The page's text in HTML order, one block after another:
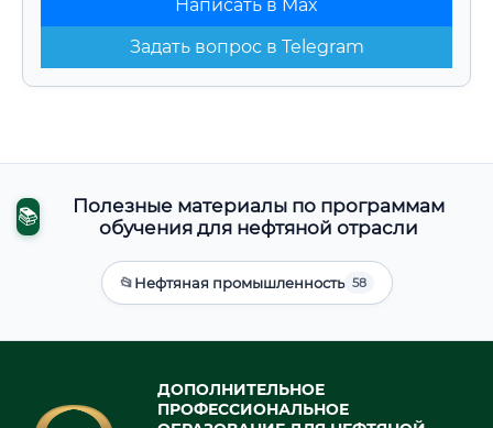
Написать в Max
Задать вопрос в Telegram
📚
Полезные материалы по программам
обучения для нефтяной отрасли
📂Нефтяная промышленность 58
ДОПОЛНИТЕЛЬНОЕ
ПРОФЕССИОНАЛЬНОЕ